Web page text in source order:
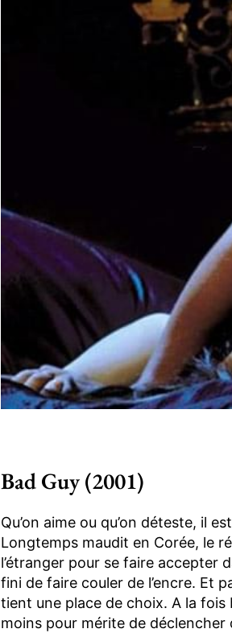
Bad Guy (2001)
Qu’on aime ou qu’on déteste, il
Longtemps maudit en Corée, le
l’étranger pour se faire accepter
fini de faire couler de l’encre. Et
tient une place de choix. A la
moins pour mérite de déclencher